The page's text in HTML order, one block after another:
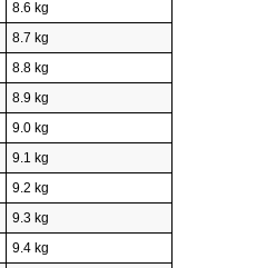
8.6 kg
8.7 kg
8.8 kg
8.9 kg
9.0 kg
9.1 kg
9.2 kg
9.3 kg
9.4 kg